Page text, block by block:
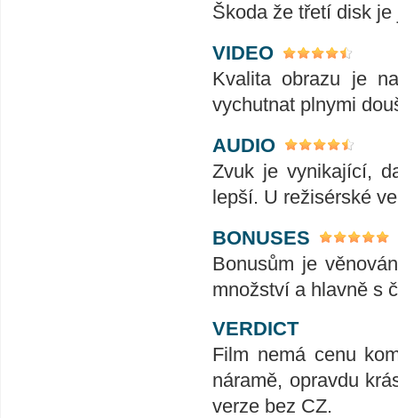
Škoda že třetí disk
VIDEO
Kvalita obrazu je
vychutnat plnymi
AUDIO
Zvuk je vynikající,
lepší. U režisérské
BONUSES
Bonusům je
množství a hlavně s
VERDICT
Film nemá cenu
náramě, opravdu
verze bez CZ.